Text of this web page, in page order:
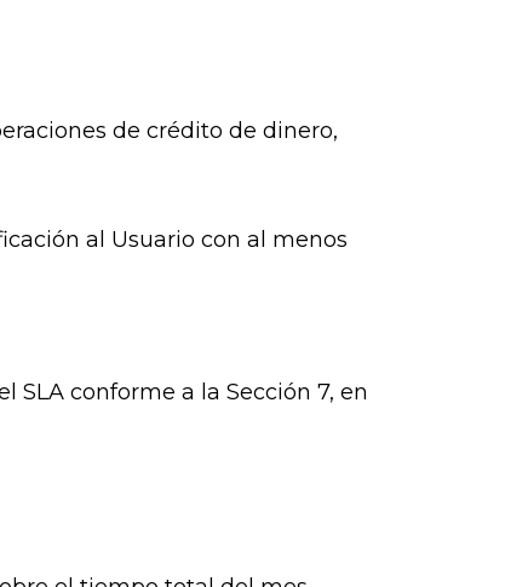
de crédito de dinero,
al Usuario con al menos
conforme a la Sección 7, en